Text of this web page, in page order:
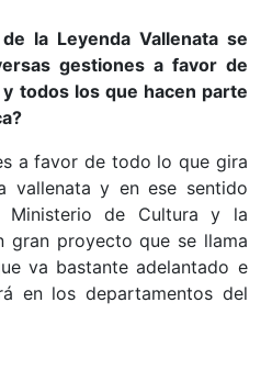
la Leyenda Vallenata se
gestiones a favor de
todos los que hacen parte
a favor de todo lo que gira
vallenata y en ese sentido
Ministerio de Cultura y la
gran proyecto que se llama
va bastante adelantado e
en los departamentos del